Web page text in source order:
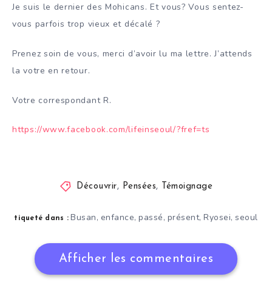
Je suis le dernier des Mohicans. Et vous? Vous sentez-
vous parfois trop vieux et décalé ?
Prenez soin de vous, merci d’avoir lu ma lettre. J’attends
la votre en retour.
Votre correspondant R.
https://www.facebook.com/lifeinseoul/?fref=ts
Découvrir, Pensées, Témoignage
tiqueté dans : Busan, enfance,passé, présent,Ryosei,seoul
Afficher les commentaires